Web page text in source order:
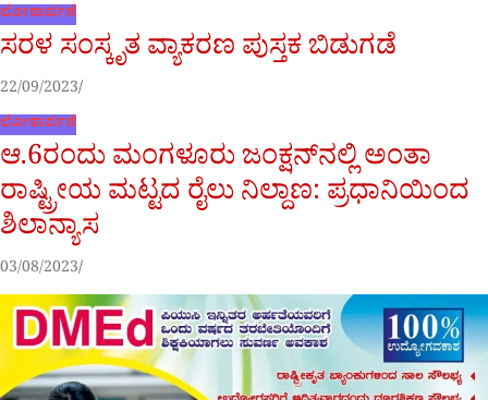
ಲೋಕಾರ್ಪಣೆ
ಸರಳ ಸಂಸ್ಕೃತ ವ್ಯಾಕರಣ ಪುಸ್ತಕ ಬಿಡುಗಡೆ
22/09/2023
ಲೋಕಾರ್ಪಣೆ
ಆ.6ರಂದು ಮಂಗಳೂರು ಜಂಕ್ಷನ್‌ನಲ್ಲಿ ಅಂತಾ
ರಾಷ್ಟ್ರೀಯ ಮಟ್ಟದ ರೈಲು ನಿಲ್ದಾಣ: ಪ್ರಧಾನಿಯಿಂದ
ಶಿಲಾನ್ಯಾಸ
03/08/2023